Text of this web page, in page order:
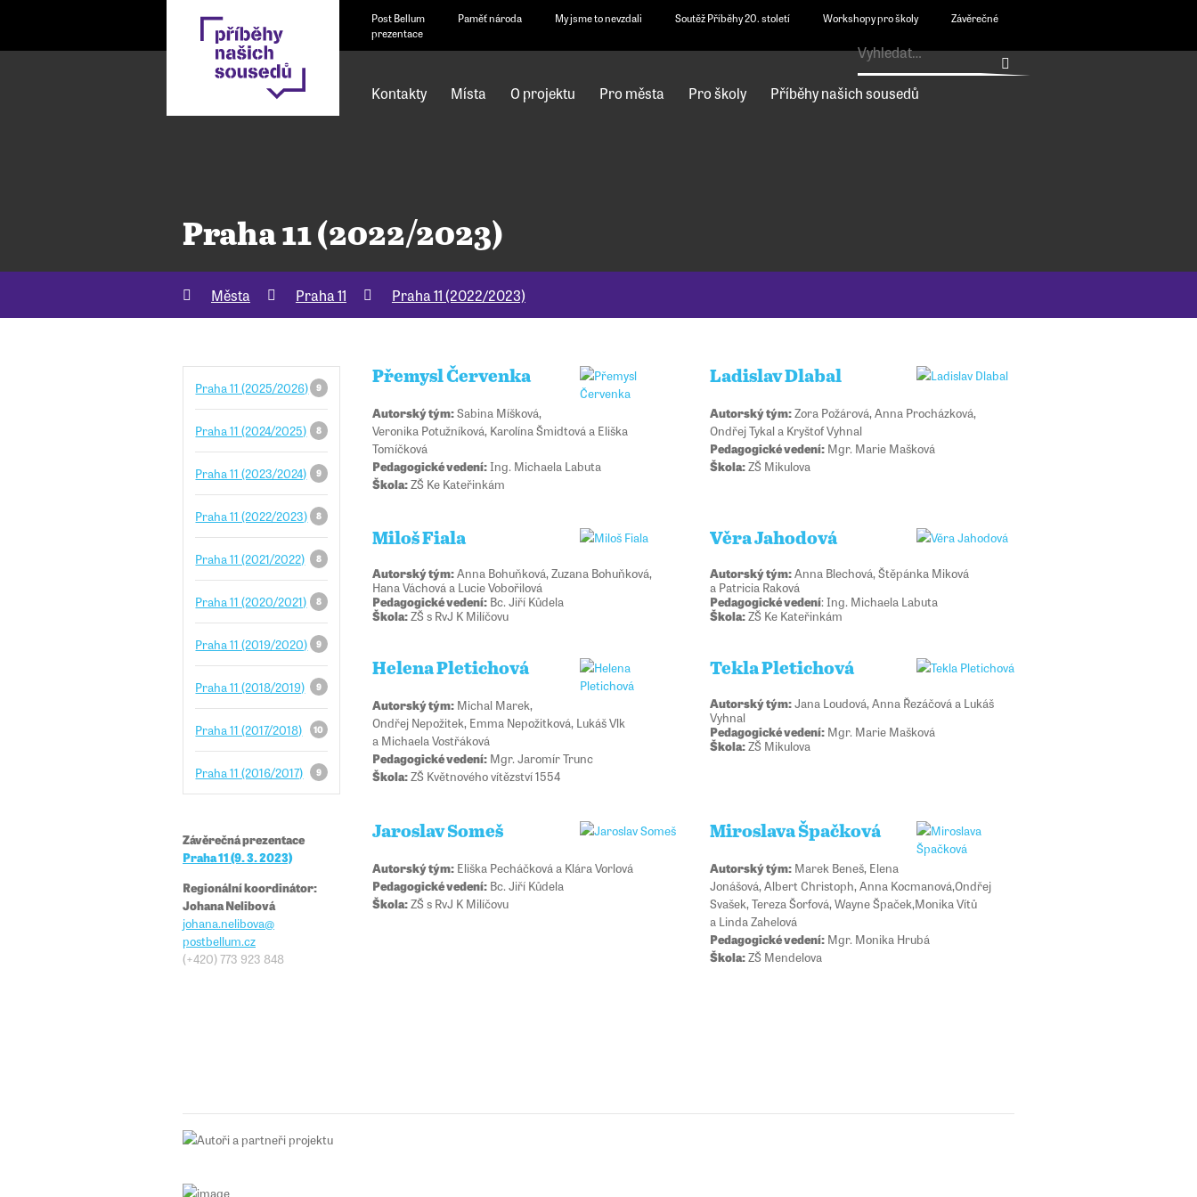
Post Bellum Paměť národa My jsme to nevzdali Soutěž Příběhy 20. století Workshopy pro školy
Závěrečné
prezentace
Kontakty Místa O projektu Pro města Pro školy Příběhy našich sousedů
Praha 11 (2022/2023)
Města Praha 11 Praha 11 (2022/2023)
Praha 11 (2025/2026) 9
Praha 11 (2024/2025) 8
Praha 11 (2023/2024) 9
Praha 11 (2022/2023) 8
Praha 11 (2021/2022) 8
Praha 11 (2020/2021) 8
Praha 11 (2019/2020) 9
Praha 11 (2018/2019) 9
Praha 11 (2017/2018) 10
Praha 11 (2016/2017) 9
Závěrečná prezentace
Praha 11 (9. 3. 2023)
Regionální koordinátor:
Johana Nelibová
johana.nelibova@​​
postbellum.cz
(+420)773 923 848
Přemysl Červenka
Autorský tým:Sabina Míšková,
Veronika Potužníková, Karolína Šmidtová a Eliška
Tomíčková
Pedagogické vedení:Ing. Michaela Labuta
Škola:ZŠ Ke Kateřinkám
Ladislav Dlabal
Autorský tým:Zora Požárová, Anna Procházková,
Ondřej Tykal a Kryštof Vyhnal
Pedagogické vedení:Mgr. Marie Mašková
Škola:ZŠ Mikulova
Miloš Fiala
Autorský tým:Anna Bohuňková, Zuzana Bohuňková,
Hana Váchová a Lucie Vobořilová
Pedagogické vedení: Bc. Jiří Kůdela
Škola:ZŠ s RvJ K Milíčovu
Věra Jahodová
Autorský tým:Anna Blechová, Štěpánka Miková
a Patricia Raková
Pedagogické vedení: Ing. Michaela Labuta
Škola:ZŠ Ke Kateřinkám
Helena Pletichová
Autorský tým: Michal Marek,
Ondřej Nepožitek, Emma Nepožitková, Lukáš Vlk
a Michaela Vostřáková
Pedagogické vedení: Mgr. Jaromír Trunc
Škola:ZŠ Květnového vítězství 1554
Tekla Pletichová
Autorský tým:Jana Loudová, Anna Řezáčová a Lukáš
Vyhnal
Pedagogické vedení:Mgr. Marie Mašková
Škola:ZŠ Mikulova
Jaroslav Someš
Autorský tým: Eliška Pecháčková a Klára Vorlová
Pedagogické vedení: Bc. Jiří Kůdela
Škola:ZŠ s RvJ K Milíčovu
Miroslava Špačková
Autorský tým:Marek Beneš, Elena
Jonášová, Albert Christoph, Anna Kocmanová,Ondřej
Svašek, Tereza Šorfová, Wayne Špaček,Monika Vítů
a Linda Zahelová
Pedagogické vedení:Mgr. Monika Hrubá
Škola:ZŠ Mendelova